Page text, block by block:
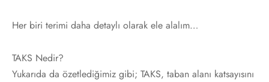
Her biri terimi daha detaylı olarak ele alalım…
TAKS Nedir?
Yukarıda da özetlediğimiz gibi; TAKS, taban alanı katsayısını